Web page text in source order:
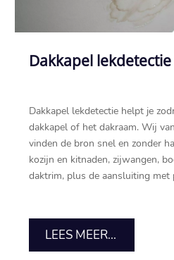
Dakkapel lekdetectie
Dakkapel lekdetectie helpt je
dakkapel of het dakraam.​ Wij
vinden de bron snel en zonder
kozijn en kitnaden, zijwangen,
daktrim, plus de aansluiting met
LEES MEER...